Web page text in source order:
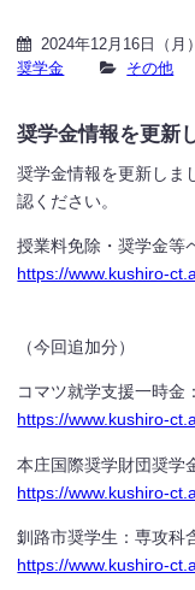
2024年12月16日（月）
奨学金
その他
奨学金情報を更新
奨学金情報を更新しま
認ください。
授業料免除・奨学金等
https://www.kushiro-
（今回追加分）
コマツ就学支援一時金
https://www.kushiro-
本庄国際奨学財団奨学
https://www.kushiro-
釧路市奨学生：専攻科
https://www.kushiro-